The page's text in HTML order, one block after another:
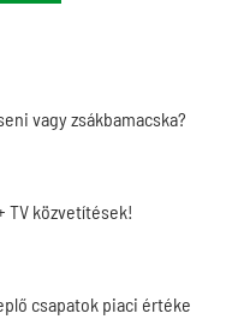
vagy zsákbamacska?
TV közvetítések!
csapatok piaci értéke